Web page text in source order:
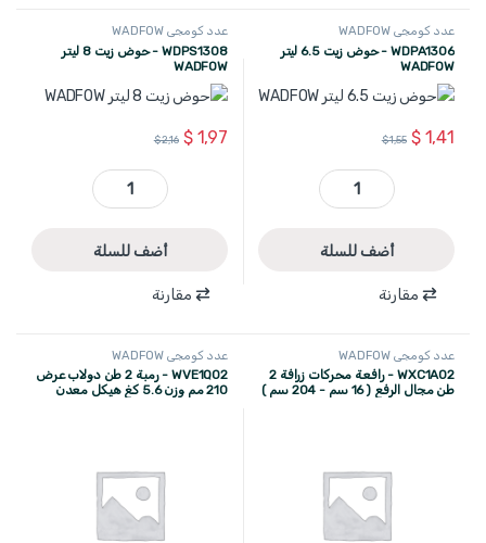
عدد كومجي WADFOW
WDPA1306 - حوض زيت 6.5 ليتر
WADFOW
$1,41
$1,55
WDPA1306 - حوض زيت 6.5 ليتر WADFOW quantity
أضف للسلة
مقارنة
عدد كومجي WADFOW
WDPS1308 - حوض زيت 8 ليتر
WADFOW
$1,97
$2,16
WDPS1308 - حوض زيت 8 ليتر WADFOW quantity
أضف للسلة
مقارنة
عدد كومجي WADFOW
WXC1A02 - رافعة محركات زرافة 2
طن مجال الرفع ( 16 سم - 204 سم )
عدد كومجي WADFOW
WVE1Q02 - رمبة 2 طن دولاب عرض
210 مم وزن 5.6 كغ هيكل معدن